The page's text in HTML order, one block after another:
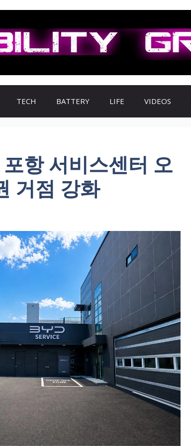
TECH BATTERY LIFE VIDEOS
항 서비스센터 오
거점 강화